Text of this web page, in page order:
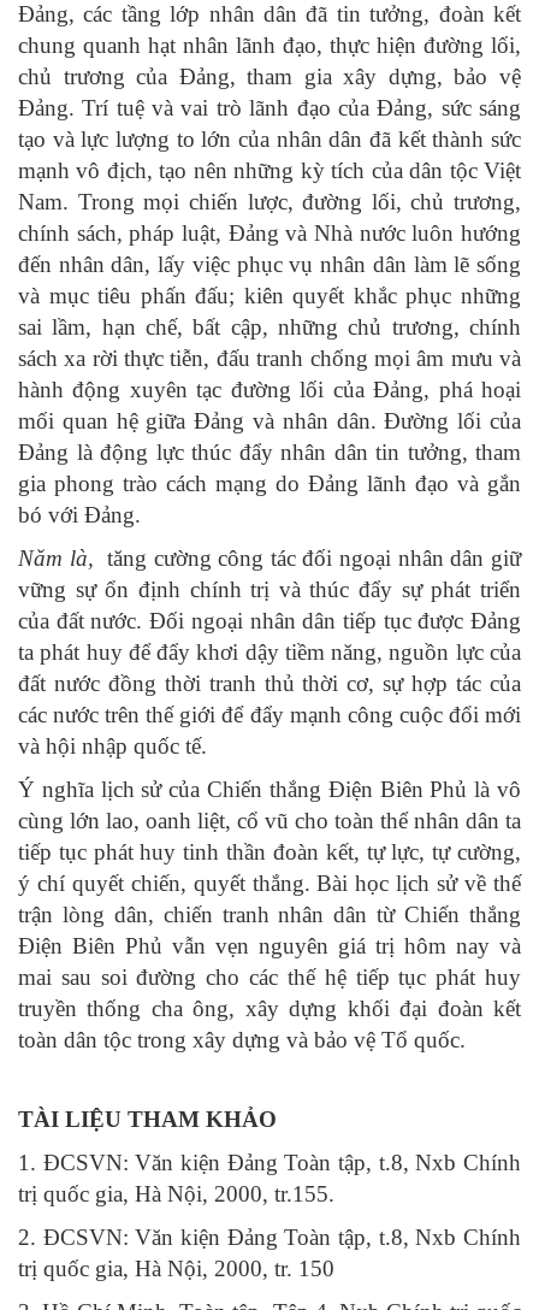
Ðảng, các tầng lớp nhân dân đã tin tưởng, đoàn kết
chung quanh hạt nhân lãnh đạo, thực hiện đường lối,
chủ trương của Ðảng, tham gia xây dựng, bảo vệ
Ðảng. Trí tuệ và vai trò lãnh đạo của Ðảng, sức sáng
tạo và lực lượng to lớn của nhân dân đã kết thành sức
mạnh vô địch, tạo nên những kỳ tích của dân tộc Việt
Nam. Trong mọi chiến lược, đường lối, chủ trương,
chính sách, pháp luật, Ðảng và Nhà nước luôn hướng
đến nhân dân, lấy việc phục vụ nhân dân làm lẽ sống
và mục tiêu phấn đấu; kiên quyết khắc phục những
sai lầm, hạn chế, bất cập, những chủ trương, chính
sách xa rời thực tiễn, đấu tranh chống mọi âm mưu và
hành động xuyên tạc đường lối của Ðảng, phá hoại
mối quan hệ giữa Ðảng và nhân dân. Ðường lối của
Ðảng là động lực thúc đẩy nhân dân tin tưởng, tham
gia phong trào cách mạng do Ðảng lãnh đạo và gắn
bó với Ðảng.
Năm là, tăng cường công tác đối ngoại nhân dân giữ
vững sự ổn định chính trị và thúc đẩy sự phát triển
của đất nước. Đối ngoại nhân dân tiếp tục được Đảng
ta phát huy để đẩy khơi dậy tiềm năng, nguồn lực của
đất nước đồng thời tranh thủ thời cơ, sự hợp tác của
các nước trên thế giới để đẩy mạnh công cuộc đổi mới
và hội nhập quốc tế.
Ý nghĩa lịch sử của Chiến thắng Điện Biên Phủ là vô
cùng lớn lao, oanh liệt, cổ vũ cho toàn thể nhân dân ta
tiếp tục phát huy tinh thần đoàn kết, tự lực, tự cường,
ý chí quyết chiến, quyết thắng. Bài học lịch sử về thế
trận lòng dân, chiến tranh nhân dân từ Chiến thắng
Điện Biên Phủ vẫn vẹn nguyên giá trị hôm nay và
mai sau soi đường cho các thế hệ tiếp tục phát huy
truyền thống cha ông, xây dựng khối đại đoàn kết
toàn dân tộc trong xây dựng và bảo vệ Tổ quốc.
TÀI LIỆU THAM KHẢO
1. ĐCSVN: Văn kiện Đảng Toàn tập, t.8, Nxb Chính
trị quốc gia, Hà Nội, 2000, tr.155.
2. ĐCSVN: Văn kiện Đảng Toàn tập, t.8, Nxb Chính
trị quốc gia, Hà Nội, 2000, tr. 150